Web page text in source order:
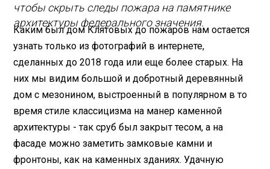
чтобы скрыть следы пожара на памятнике
архитектуры федерального значения.
Каким был дом Клятовых до пожаров нам остается
узнать только из фотографий в интернете,
сделанных до 2018 года или еще более старых. На
них мы видим большой и добротный деревянный
дом с мезонином, выстроенный в популярном в то
время стиле классицизма на манер каменной
архитектуры - так сруб был закрыт тесом, а на
фасаде можно заметить замковые камни и
фронтоны, как на каменных зданиях. Удачную